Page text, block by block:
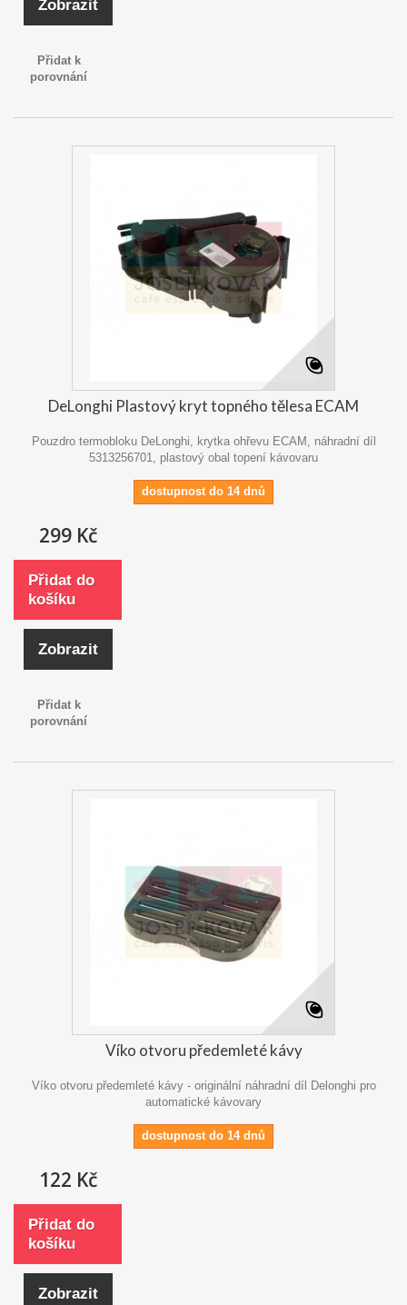
Zobrazit
Přidat k
porovnání
DeLonghi Plastový kryt topného tělesa ECAM
Pouzdro termobloku DeLonghi, krytka ohřevu ECAM, náhradní díl
5313256701, plastový obal topení kávovaru
dostupnost do 14 dnů
299 Kč
Přidat do
košíku
Zobrazit
Přidat k
porovnání
Víko otvoru předemleté kávy
Víko otvoru předemleté kávy - originální náhradní díl Delonghi pro
automatické kávovary
dostupnost do 14 dnů
122 Kč
Přidat do
košíku
Zobrazit